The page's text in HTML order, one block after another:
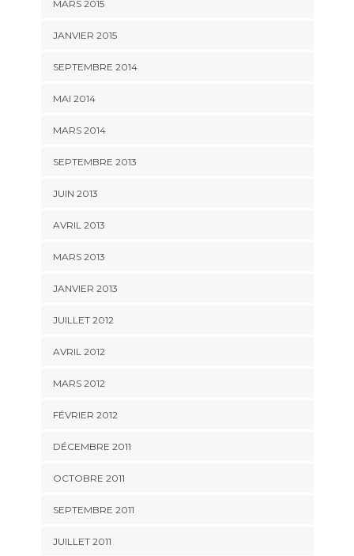
MARS 2015
JANVIER 2015
SEPTEMBRE 2014
MAI 2014
MARS 2014
SEPTEMBRE 2013
JUIN 2013
AVRIL 2013
MARS 2013
JANVIER 2013
JUILLET 2012
AVRIL 2012
MARS 2012
FÉVRIER 2012
DÉCEMBRE 2011
OCTOBRE 2011
SEPTEMBRE 2011
JUILLET 2011